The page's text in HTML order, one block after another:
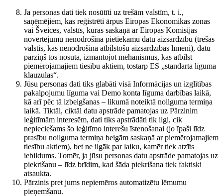
Ja personas dati tiek nosūtīti uz trešām valstīm, t. i.,
saņēmējiem, kas reģistrēti ārpus Eiropas Ekonomikas zonas
vai Šveices, valstīs, kuras saskaņā ar Eiropas Komisijas
novērtējumu nenodrošina pietiekamu datu aizsardzību (trešās
valstis, kas nenodrošina atbilstošu aizsardzības līmeni), datu
pārziņš tos nosūta, izmantojot mehānismus, kas atbilst
piemērojamajiem tiesību aktiem, tostarp ES „standarta līguma
klauzulas“.
Jūsu personas dati tiks glabāti visā Informācijas un izglītības
pakalpojumu līguma vai Demo konta līguma darbības laikā,
kā arī pēc tā izbeigšanas – likumā noteiktā noilguma termiņa
laikā. Tiktāl, ciktāl datu apstrāde pamatojas uz Pārzinim
leģitīmām interesēm, dati tiks apstrādāti tik ilgi, cik
nepieciešams šo leģitīmo interešu īstenošanai (jo īpaši līdz
prasību noilguma termiņa beigām saskaņā ar piemērojamajiem
tiesību aktiem), bet ne ilgāk par laiku, kamēr tiek atzīts
iebildums. Tomēr, ja jūsu personas datu apstrāde pamatojas uz
piekrišanu – līdz brīdim, kad šāda piekrišana tiek faktiski
atsaukta.
Pārzinis pret jums nepiemēros automatizētu lēmumu
pieņemšanu.